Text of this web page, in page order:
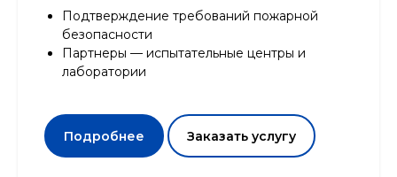
Подтверждение требований пожарной
безопасности
Партнеры — испытательные центры и
лаборатории
Подробнее Заказать услугу